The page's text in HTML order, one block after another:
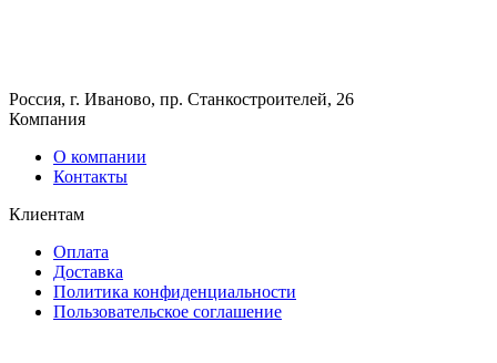
Россия, г. Иваново, пр. Станкостроителей, 26
Компания
О компании
Контакты
Клиентам
Оплата
Доставка
Политика конфиденциальности
Пользовательское соглашение